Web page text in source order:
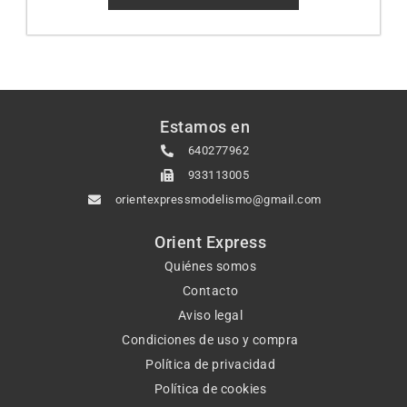
Estamos en
640277962
933113005
orientexpressmodelismo@gmail.com
Orient Express
Quiénes somos
Contacto
Aviso legal
Condiciones de uso y compra
Política de privacidad
Política de cookies